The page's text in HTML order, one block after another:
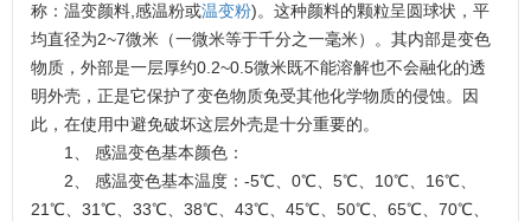
称：温变颜料,感温粉或温变粉)。这种颜料的颗粒呈圆球状，平
均直径为2~7微米（一微米等于千分之一毫米）。其内部是变色
物质，外部是一层厚约0.2~0.5微米既不能溶解也不会融化的透
明外壳，正是它保护了变色物质免受其他化学物质的侵蚀。因
此，在使用中避免破坏这层外壳是十分重要的。
1、 感温变色基本颜色：
2、 感温变色基本温度：-5℃、0℃、5℃、10℃、16℃、
21℃、31℃、33℃、38℃、43℃、45℃、50℃、65℃、70℃、